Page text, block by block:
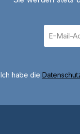
Mail-
Ich habe die